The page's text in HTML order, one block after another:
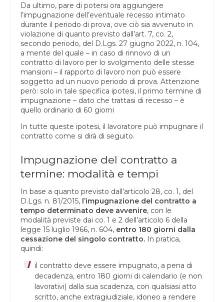
Da ultimo, pare di potersi ora aggiungere
l’impugnazione dell’eventuale recesso intimato
durante il periodo di prova, ove ciò sia avvenuto in
violazione di quanto previsto dall’art. 7, co. 2,
secondo periodo, del D.Lgs. 27 giugno 2022, n. 104,
a mente del quale – in caso di rinnovo di un
contratto di lavoro per lo svolgimento delle stesse
mansioni – il rapporto di lavoro non può essere
soggetto ad un nuovo periodo di prova. Attenzione
però: solo in tale specifica ipotesi, il primo termine di
impugnazione – dato che trattasi di recesso – è
quello ordinario di 60 giorni
In tutte queste ipotesi, il lavoratore può impugnare il
contratto come si dirà di seguito.
Impugnazione del contratto a
termine: modalità e tempi
In base a quanto previsto dall’articolo 28, co. 1, del
D.Lgs. n. 81/2015, l’impugnazione del contratto a
tempo determinato deve avvenire, con le
modalità previste dai co. 1 e 2 dell’articolo 6 della
legge 15 luglio 1966, n. 604, entro 180 giorni dalla
cessazione del singolo contratto. In pratica,
quindi:
il contratto deve essere impugnato, a pena di
decadenza, entro 180 giorni di calendario (e non
lavorativi) dalla sua scadenza, con qualsiasi atto
scritto, anche extragiudiziale, idoneo a rendere